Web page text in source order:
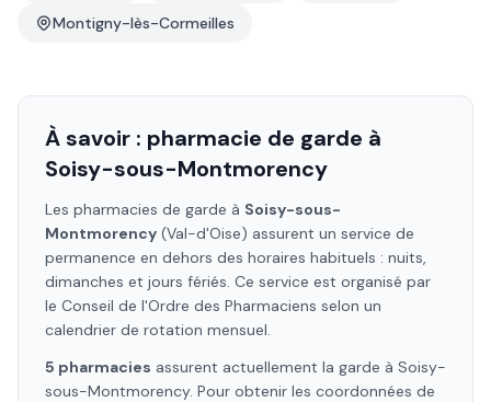
Montigny-lès-Cormeilles
À savoir : pharmacie de garde à
Soisy-sous-Montmorency
Les pharmacies de garde à Soisy-sous-
Montmorency (Val-d'Oise) assurent un service de
permanence en dehors des horaires habituels : nuits,
dimanches et jours fériés. Ce service est organisé par
le Conseil de l'Ordre des Pharmaciens selon un
calendrier de rotation mensuel.
5 pharmacies assurent actuellement la garde à Soisy-
sous-Montmorency. Pour obtenir les coordonnées de